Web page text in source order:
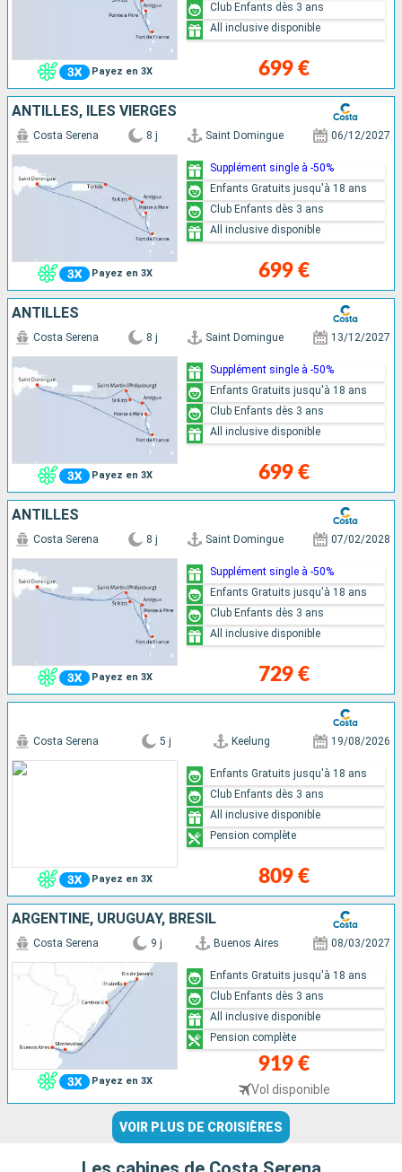
Payez en 3X 699 €
Club Enfants dès 3 ans
All inclusive disponible
ANTILLES, ILES VIERGES
Payez en 3X
Costa Serena 8 j Saint Domingue 06/12/2027
699 €
Supplément single à -50%
Enfants Gratuits jusqu'à 18 ans
Club Enfants dès 3 ans
All inclusive disponible
ANTILLES
Payez en 3X
Costa Serena 8 j Saint Domingue 13/12/2027
699 €
Supplément single à -50%
Enfants Gratuits jusqu'à 18 ans
Club Enfants dès 3 ans
All inclusive disponible
ANTILLES
Payez en 3X
Costa Serena 8 j Saint Domingue 07/02/2028
729 €
Supplément single à -50%
Enfants Gratuits jusqu'à 18 ans
Club Enfants dès 3 ans
All inclusive disponible
Payez en 3X
Costa Serena 5 j Keelung 19/08/2026
809 €
Enfants Gratuits jusqu'à 18 ans
Club Enfants dès 3 ans
All inclusive disponible
Pension complète
ARGENTINE, URUGUAY, BRÉSIL
Payez en 3X
Costa Serena 9 j Buenos Aires 08/03/2027
919 €
Vol disponible
Enfants Gratuits jusqu'à 18 ans
Club Enfants dès 3 ans
All inclusive disponible
Pension complète
VOIR PLUS DE CROISIÈRES